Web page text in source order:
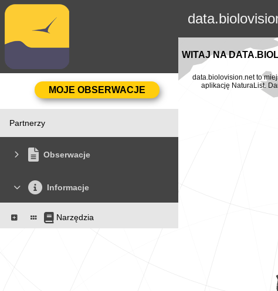
Partnerzy
Obserwacje
Informacje
Narzędzia
WITAJ NA
data.biolovision.net to
aplikację NaturaList.